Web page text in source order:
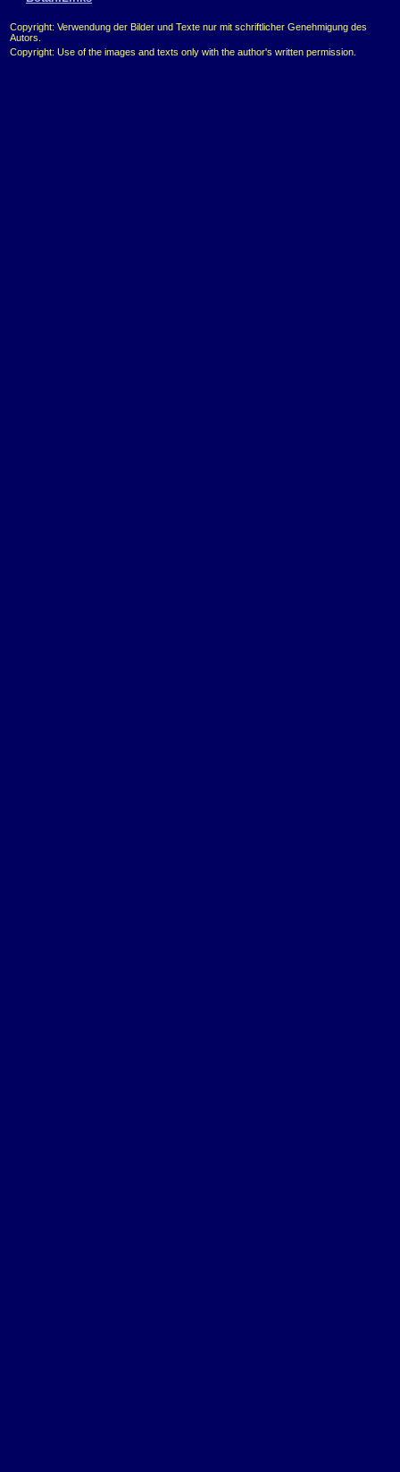
Copyright: Verwendung der Bilder und Texte nur mit schriftlicher Genehmigung des
Autors.
Copyright: Use of the images and texts only with the author's written permission.